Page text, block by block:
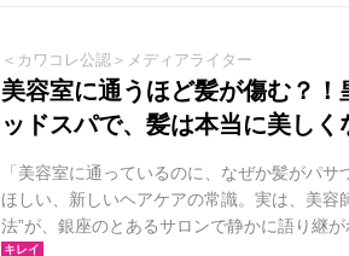
＜カワコレ公認＞メディアライター
美容室に通うほど髪が傷む？
ッドスパで、髪は本当に美しく
「美容室に通っているのに、なぜか髪がパ
ほしい、新しいヘアケアの常識。実は、美
法”が、銀座のとあるサロンで静かに語り継が